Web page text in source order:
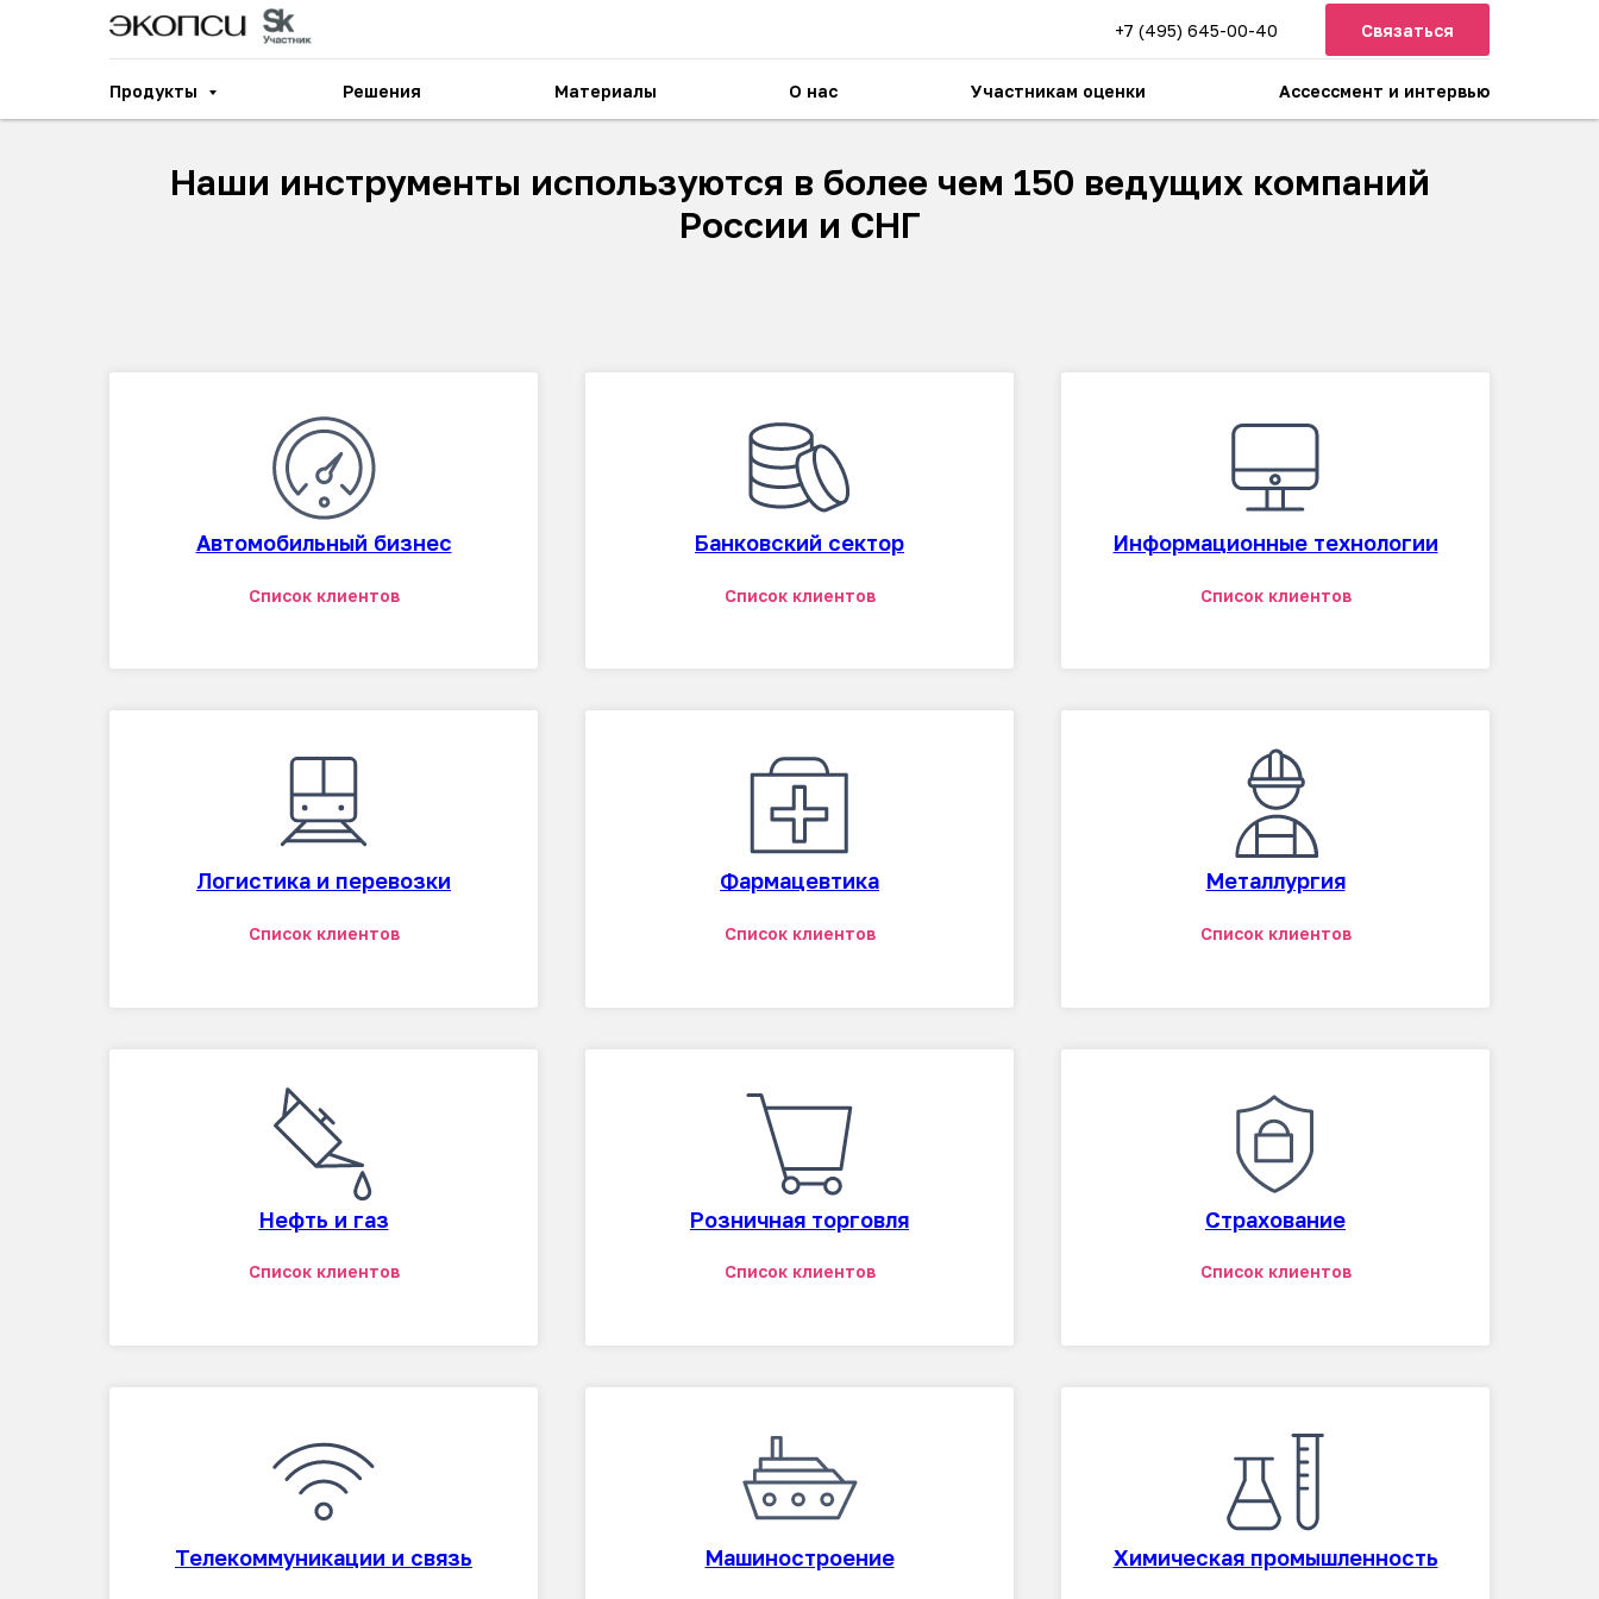
+7 (495) 645-00-40 Связаться
Продукты Решения Материалы О нас Участникам оценки Ассессмент и интервью
Наши инструменты используются в более чем 150 ведущих компаний
России и СНГ
Автомобильный бизнес
Список клиентов
Банковский сектор
Список клиентов
Информационные технологии
Список клиентов
Логистика и перевозки
Список клиентов
Фармацевтика
Список клиентов
Металлургия
Список клиентов
Нефть и газ
Список клиентов
Розничная торговля
Список клиентов
Страхование
Список клиентов
Телекоммуникации и связь Машиностроение Химическая промышленность